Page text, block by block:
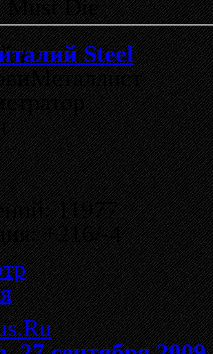
Must Die
Steel
11977
+216/-4